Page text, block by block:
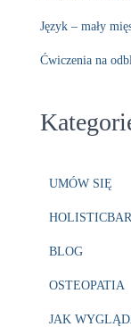
Język – mały
Ćwiczenia na
UMÓW SIĘ
BLOG
OSTEOPATIA
JAK